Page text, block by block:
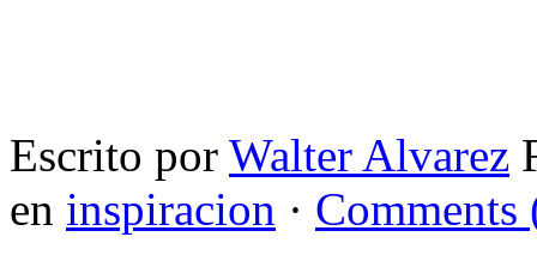
Escrito por Walter Alvarez
en inspiracion · Comments